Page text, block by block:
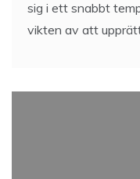
sig i ett snabbt
vikten av att